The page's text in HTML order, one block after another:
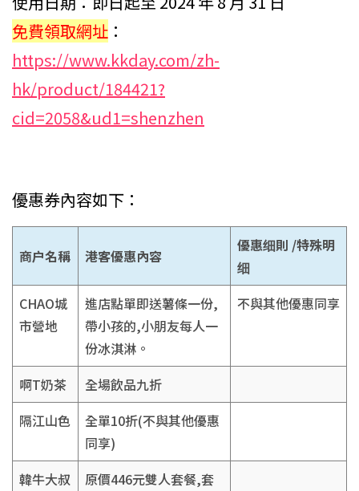
免費領取網址 ：
https://www.kkday.com/zh-
hk/product/184421?
cid=2058&ud1=shenzhen
優惠券內容如下：
商户名稱 港客優惠內容
優惠细則 /特殊明
细
CHAO城
市營地
進店點單即送薯條一份,
帶小孩的,小朋友每人一
份冰淇淋。
不與其他優惠同享
啊T奶茶
全場飲品九折
隔江山色
全單10折(不與其他優惠
同享)
韓牛大叔
原價446元雙人套餐,套